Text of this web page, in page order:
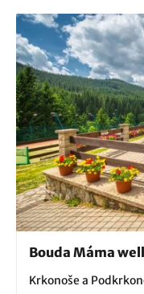
Bouda Máma
Krkonoše a